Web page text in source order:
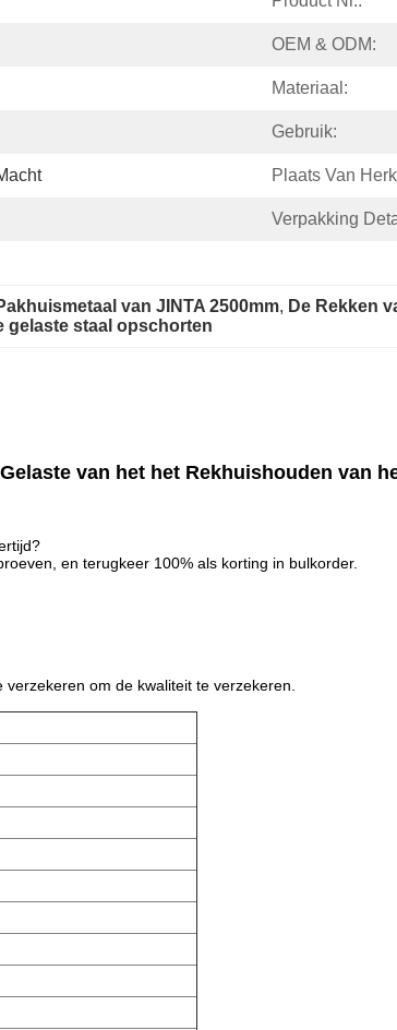
OEM & ODM:
Materiaal:
Gebruik:
Plaats Van
Verpakking
van JINTA 2500mm, De Rekken
gelaste staal opschorten
van het het Rekhuishouden van
en terugkeer 100% als korting in bulkorder.
om de kwaliteit te verzekeren.